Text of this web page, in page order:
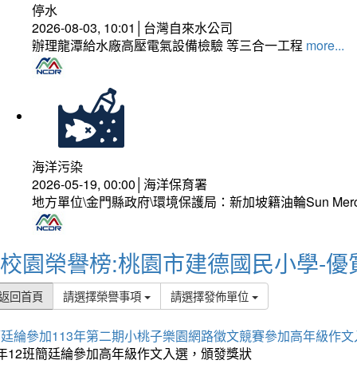
停水
2026-08-03, 10:01│台灣自來水公司
辦理龍潭給水廠高壓電氣設備檢驗 等三合一工程 more...
海洋污染
2026-05-19, 00:00│海洋保育署
地方單位\金門縣政府\環境保護局：新加坡籍油輪Sun
校園榮譽榜:桃園市建德國民小學-優
回首頁 請選擇榮譽事項 請選擇發佈單位
綸參加113年第二期小桃子樂園網路徵文競賽參加高年級作
12班簡廷綸參加高年級作文入選，頒發獎狀